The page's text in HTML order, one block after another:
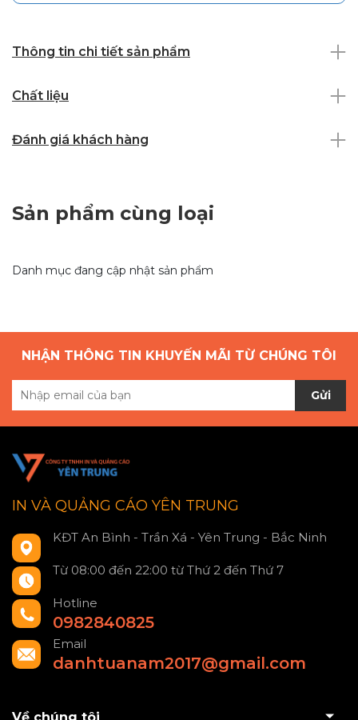
Thông tin chi tiết sản phẩm
Chất liệu
Đánh giá khách hàng
Sản phẩm cùng loại
Danh mục đang cập nhật sản phẩm
NHẬN THÔNG TIN KHUYẾN MÃI TỪ CHÚNG TÔI
Gửi
IN VÀ QUẢNG CÁO YÊN TRUNG
KĐT An Bình - Trần Xá - Yên Trung - Bắc Ninh
Từ 08:00 đến 22:00 từ Thứ 2 đến Thứ 7
Hotline
0982840825
Email
danhtuanam2017@gmail.com